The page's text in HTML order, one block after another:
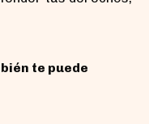
te puede